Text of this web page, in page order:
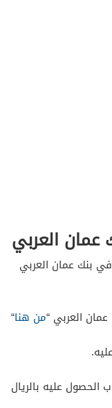
العربي
بنك عمان العربي
العربي “من هنا“
الحصول عليه بالريال